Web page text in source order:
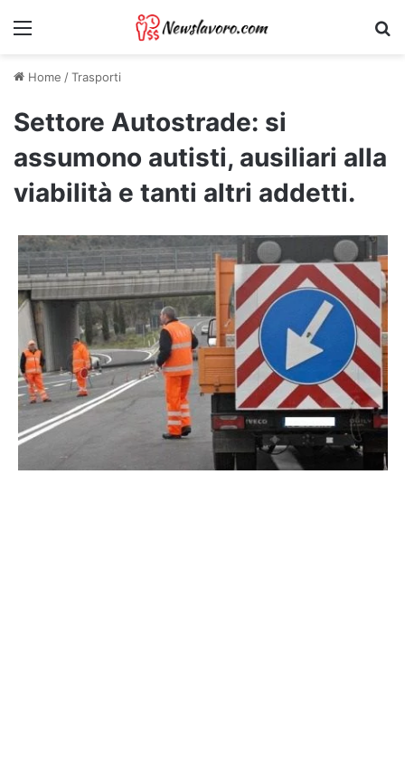
Menu
Home /Trasporti
Settore Autostrade: si
assumono autisti, ausiliari alla
viabilità e tanti altri addetti.